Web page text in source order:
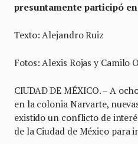
presuntamente participó
Texto: Alejandro Ruiz
Fotos: Alexis Rojas y Camilo
CIUDAD DE MÉXICO. – A
en la colonia Narvarte,
existido un conflicto de
de la Ciudad de México para